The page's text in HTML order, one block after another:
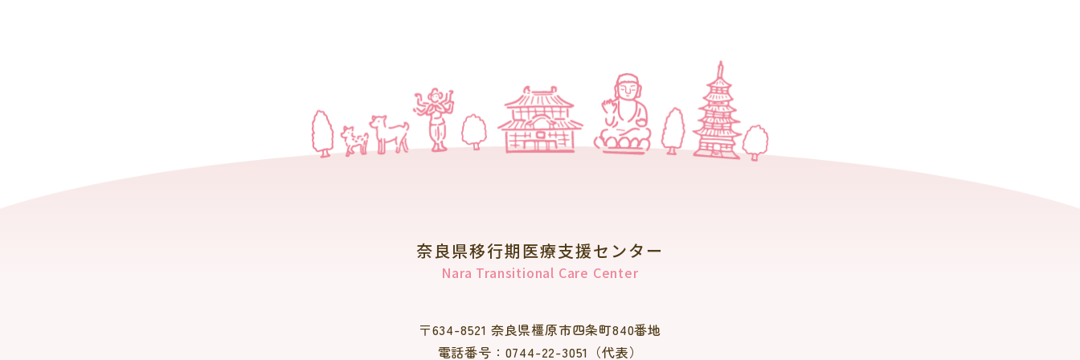
奈良県移行期医療支援センター
Nara Transitional Care Center
〒634-8521 奈良県橿原市四条町840番地
電話番号：0744-22-3051（代表）